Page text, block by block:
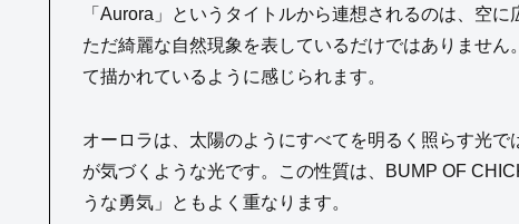
「Aurora」というタイトルから連想されるのは、空
ただ綺麗な自然現象を表しているだけではありませ
て描かれているように感じられます。
オーロラは、太陽のようにすべてを明るく照らす光
が気づくような光です。この性質は、BUMP OF
うな勇気」ともよく重なります。